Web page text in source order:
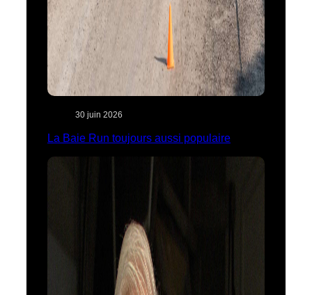
30 juin 2026
La Baie Run toujours aussi populaire